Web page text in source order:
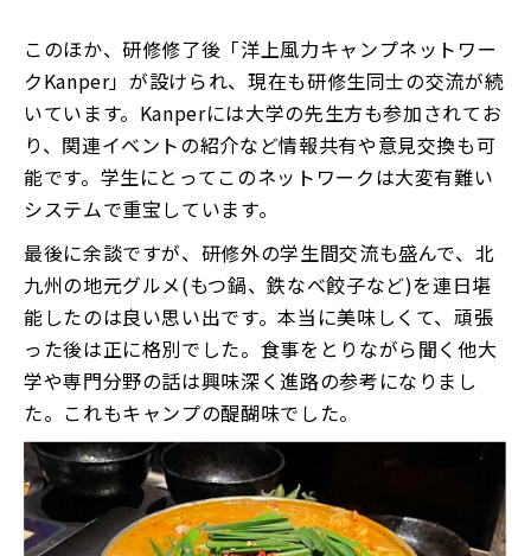
このほか、研修修了後「洋上風力キャンプネットワー
クKanper」が設けられ、現在も研修生同士の交流が続
いています。Kanperには大学の先生方も参加されてお
り、関連イベントの紹介など情報共有や意見交換も可
能です。学生にとってこのネットワークは大変有難い
システムで重宝しています。
最後に余談ですが、研修外の学生間交流も盛んで、北
九州の地元グルメ(もつ鍋、鉄なべ餃子など)を連日堪
能したのは良い思い出です。本当に美味しくて、頑張
った後は正に格別でした。食事をとりながら聞く他大
学や専門分野の話は興味深く進路の参考になりまし
た。これもキャンプの醍醐味でした。